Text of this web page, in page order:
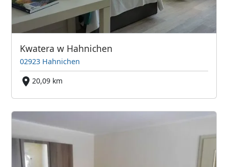
Kwatera w Hahnichen
02923 Hahnichen
20,09 km